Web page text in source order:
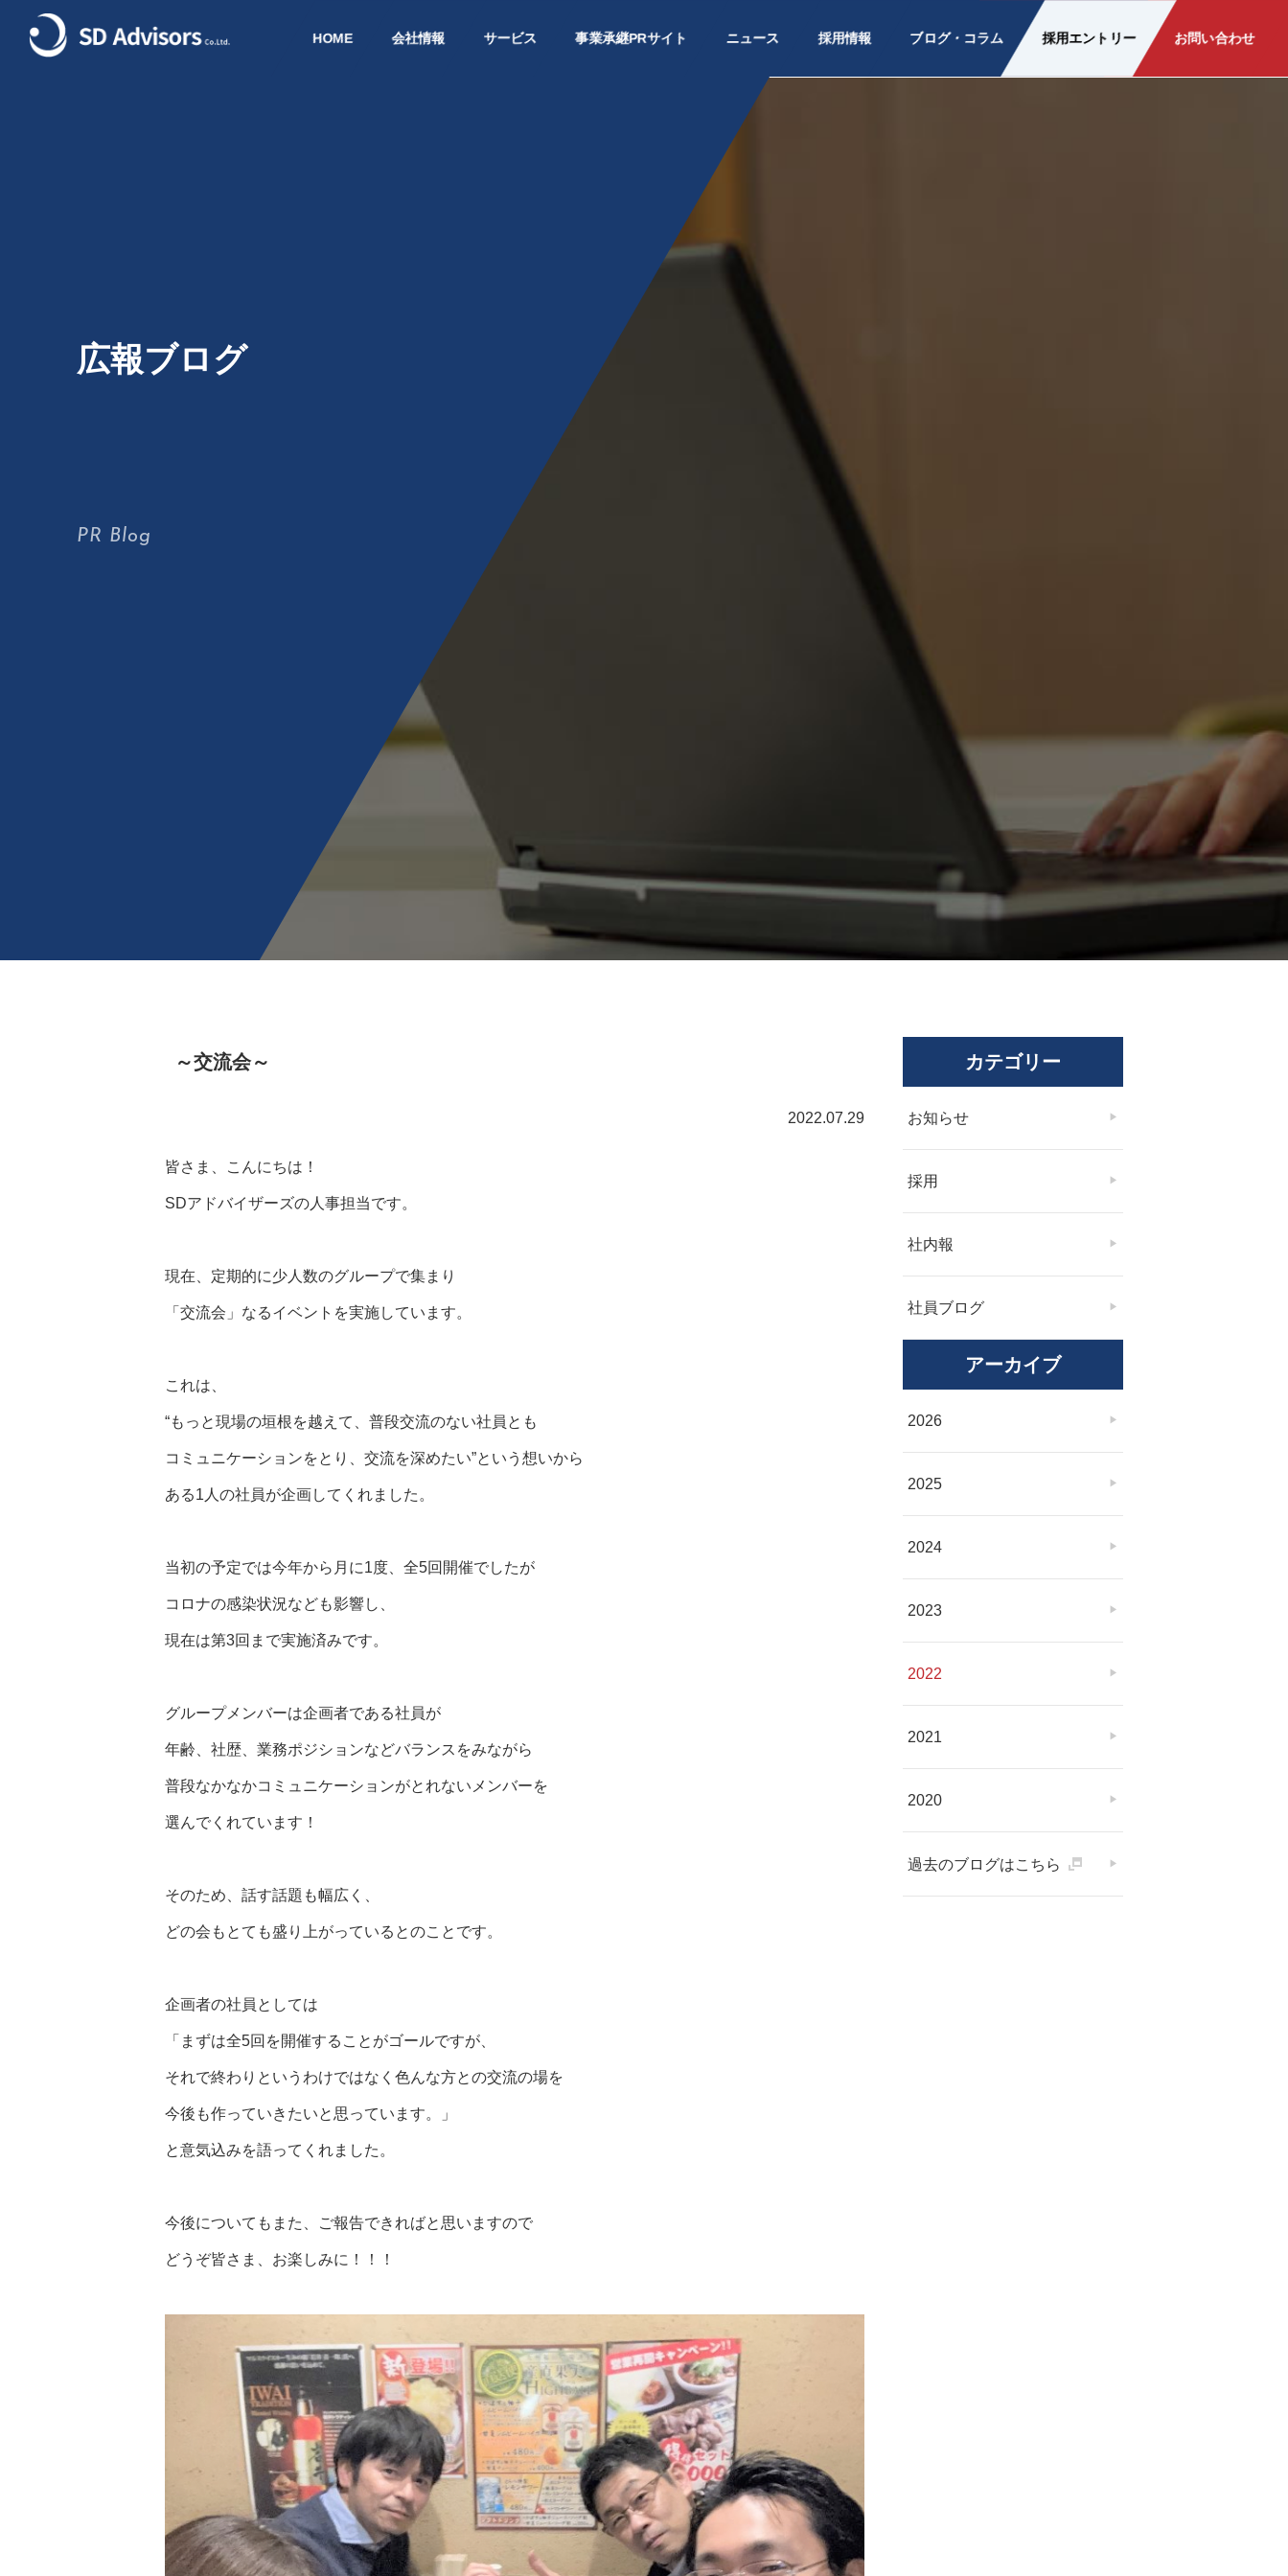
HOME 会社情報 サービス 事業承継PRサイト ニュース 採用情報 ブログ・コラム 採用エントリー お問い合わせ
広報ブログ
PR Blog
～交流会～
2022.07.29
皆さま、こんにちは！
SDアドバイザーズの人事担当です。
現在、定期的に少人数のグループで集まり
「交流会」なるイベントを実施しています。
これは、
“もっと現場の垣根を越えて、普段交流のない社員とも
コミュニケーションをとり、交流を深めたい”という想いから
ある1人の社員が企画してくれました。
当初の予定では今年から月に1度、全5回開催でしたが
コロナの感染状況なども影響し、
現在は第3回まで実施済みです。
グループメンバーは企画者である社員が
年齢、社歴、業務ポジションなどバランスをみながら
普段なかなかコミュニケーションがとれないメンバーを
選んでくれています！
そのため、話す話題も幅広く、
どの会もとても盛り上がっているとのことです。
企画者の社員としては
「まずは全5回を開催することがゴールですが、
それで終わりというわけではなく色んな方との交流の場を
今後も作っていきたいと思っています。」
と意気込みを語ってくれました。
今後についてもまた、ご報告できればと思いますので
どうぞ皆さま、お楽しみに！！！
カテゴリー
お知らせ
採用
社内報
社員ブログ
アーカイブ
2026
2025
2024
2023
2022
2021
2020
過去のブログはこちら